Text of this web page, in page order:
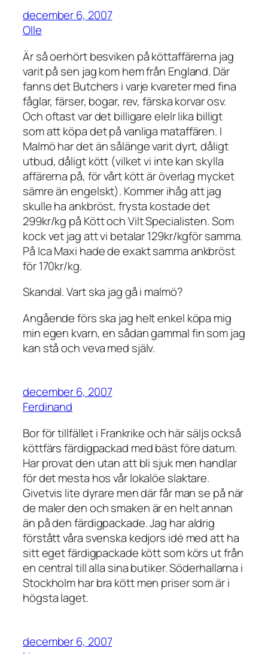
december 6, 2007
Olle
Är så oerhört besviken på köttaffärerna jag
varit på sen jag kom hem från England. Där
fanns det Butchers i varje kvareter med fina
fåglar, färser, bogar, rev, färska korvar osv.
Och oftast var det billigare elelr lika billigt
som att köpa det på vanliga mataffären. I
Malmö har det än sålänge varit dyrt, dåligt
utbud, dåligt kött (vilket vi inte kan skylla
affärerna på, för vårt kött är överlag mycket
sämre än engelskt). Kommer ihåg att jag
skulle ha ankbröst, frysta kostade det
299kr/kg på Kött och Vilt Specialisten. Som
kock vet jag att vi betalar 129kr/kgför samma.
På Ica Maxi hade de exakt samma ankbröst
för 170kr/kg.
Skandal. Vart ska jag gå i malmö?
Angående förs ska jag helt enkel köpa mig
min egen kvarn, en sådan gammal fin som jag
kan stå och veva med själv.
december 6, 2007
Ferdinand
Bor för tillfället i Frankrike och här säljs också
köttfärs färdigpackad med bäst före datum.
Har provat den utan att bli sjuk men handlar
för det mesta hos vår lokalöe slaktare.
Givetvis lite dyrare men där får man se på när
de maler den och smaken är en helt annan
än på den färdigpackade. Jag har aldrig
förstått våra svenska kedjors idé med att ha
sitt eget färdigpackade kött som körs ut från
en central till alla sina butiker. Söderhallarna i
Stockholm har bra kött men priser som är i
högsta laget.
december 6, 2007